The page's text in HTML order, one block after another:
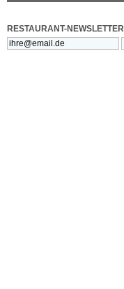
RESTAURANT-NEWSLETTER